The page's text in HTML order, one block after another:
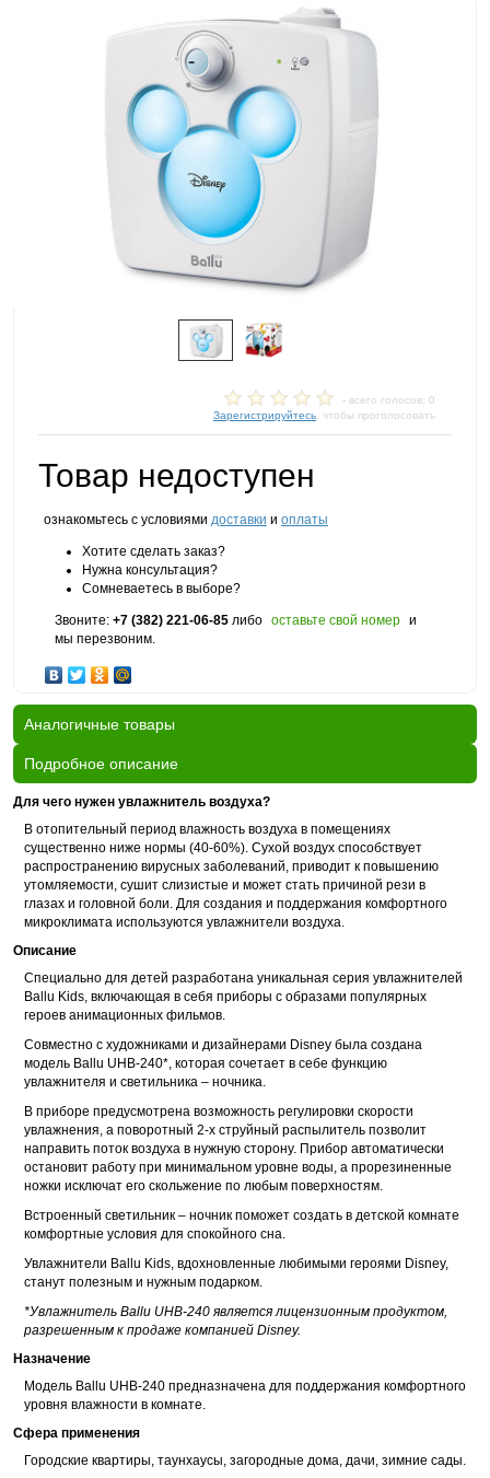
- всего голосов: 0
Зарегистрируйтесь , чтобы проголосовать
Товар недоступен
ознакомьтесь с условиями доставки и оплаты
Хотите сделать заказ?
Нужна консультация?
Сомневаетесь в выборе?
Звоните: +7 (382) 221-06-85 либо оставьте свой номер и
мы перезвоним.
Аналогичные товары
Подробное описание
Для чего нужен увлажнитель воздуха?
В отопительный период влажность воздуха в помещениях
существенно ниже нормы (40-60%). Сухой воздух способствует
распространению вирусных заболеваний, приводит к повышению
утомляемости, сушит слизистые и может стать причиной рези в
глазах и головной боли. Для создания и поддержания комфортного
микроклимата используются увлажнители воздуха.
Описание
Специально для детей разработана уникальная серия увлажнителей
Ballu Kids, включающая в себя приборы с образами популярных
героев анимационных фильмов.
Совместно с художниками и дизайнерами Disney была создана
модель Ballu UHB-240*, которая сочетает в себе функцию
увлажнителя и светильника – ночника.
В приборе предусмотрена возможность регулировки скорости
увлажнения, а поворотный 2-х струйный распылитель позволит
направить поток воздуха в нужную сторону. Прибор автоматически
остановит работу при минимальном уровне воды, а прорезиненные
ножки исключат его скольжение по любым поверхностям.
Встроенный светильник – ночник поможет создать в детской комнате
комфортные условия для спокойного сна.
Увлажнители Ballu Kids, вдохновленные любимыми героями Disney,
станут полезным и нужным подарком.
*Увлажнитель Ballu UHB-240 является лицензионным продуктом,
разрешенным к продаже компанией Disney.
Назначение
Модель Ballu UHB-240 предназначена для поддержания комфортного
уровня влажности в комнате.
Сфера применения
Городские квартиры, таунхаусы, загородные дома, дачи, зимние сады.